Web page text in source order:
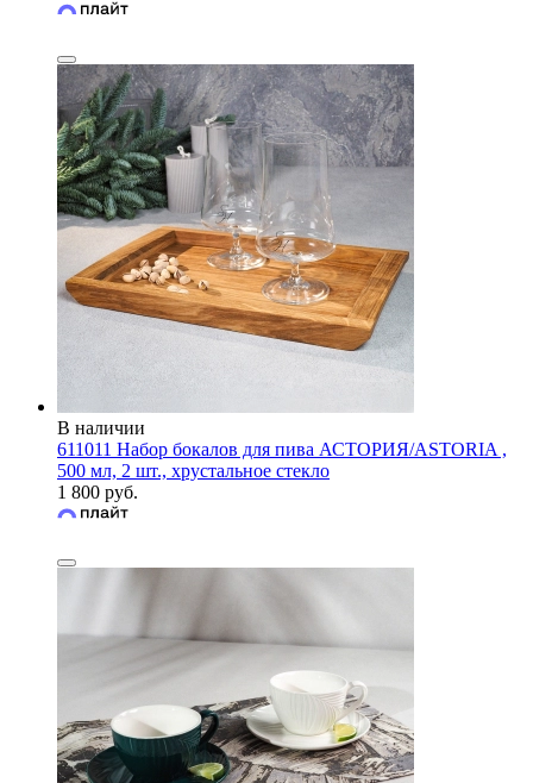
В наличии
611011 Набор бокалов для пива АСТОРИЯ/ASTORIA ,
500 мл, 2 шт., хрустальное стекло
1 800 руб.